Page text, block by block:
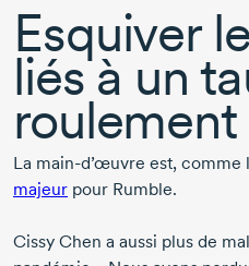
Esquiver
liés à un
roulement
La main-d’œuvre est, comme
majeur pour Rumble.
Cissy Chen a aussi plus de